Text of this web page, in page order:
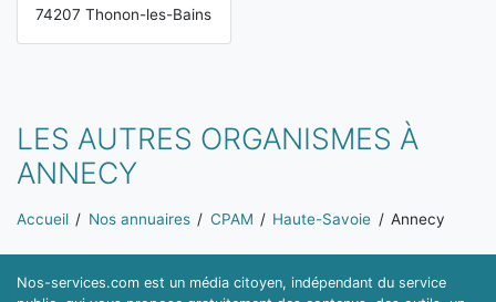
74207 Thonon-les-Bains
LES AUTRES ORGANISMES À
ANNECY
Vous êtes ici:
Accueil Nos annuaires CPAM Haute-Savoie Annecy
Nos-services.com est un média citoyen, indépendant du service